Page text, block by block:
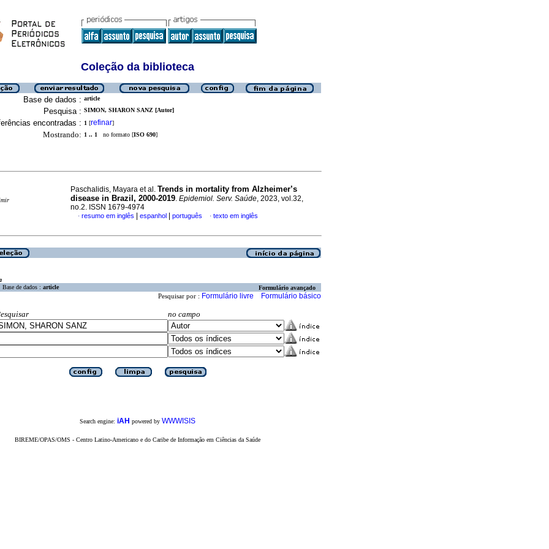
Coleção da biblioteca
Base de dados : article
Pesquisa : SIMON, SHARON SANZ [Autor]
encontradas : 1 [refinar]
Mostrando: 1 .. 1 no formato [ISO 690]
Paschalidis, Mayara et al. Trends in mortality from Alzheimer’s
disease in Brazil, 2000-2019. Epidemiol. Serv. Saúde, 2023, vol.32,
no.2. ISSN 1679-4974
· resumo em inglês espanhol português · texto em inglês
Base de dados : article Formulário avançado
Pesquisar por : Formulário livre Formulário básico
no campo
Search engine: iAH powered by WWWISIS
BIREME/OPAS/OMS - Centro Latino-Americano e do Caribe de Informação em Ciências da Saúde